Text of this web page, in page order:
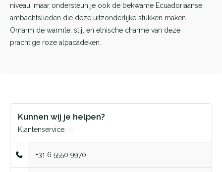
niveau, maar ondersteun je ook de bekwame Ecuadoriaanse
ambachtslieden die deze uitzonderlijke stukken maken.
Omarm de warmte, stijl en etnische charme van deze
prachtige roze alpacadeken.
Kunnen wij je helpen?
Klantenservice:
+31 6 5550 9970